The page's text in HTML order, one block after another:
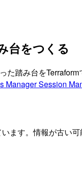
台をつくる
た踏み台をTerraform
Manager Session
ます。情報が古い